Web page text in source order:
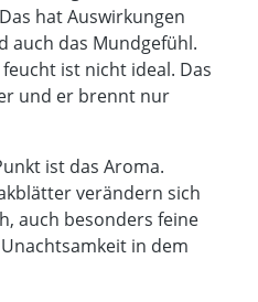
hat Auswirkungen
auch das Mundgefühl.
ist nicht ideal. Das
und er brennt nur
ist das Aroma.
verändern sich
auch besonders feine
in dem